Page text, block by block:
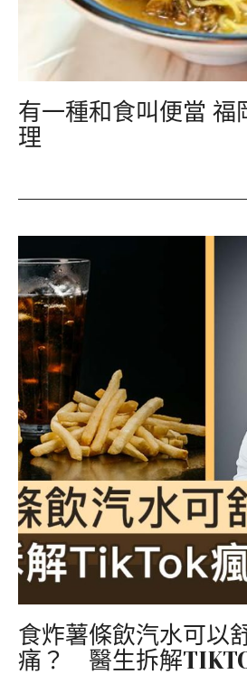
有一種和食叫便當 福
理
食炸薯條飲汽水可以
痛？ 醫生拆解